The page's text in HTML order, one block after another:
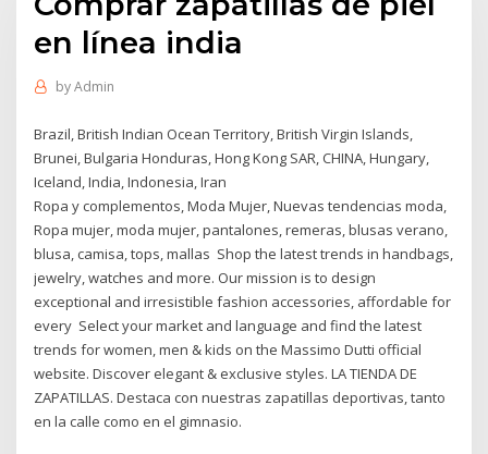
en línea india
byAdmin
Brazil, British Indian Ocean Territory, British Virgin Islands,
Brunei, Bulgaria Honduras, Hong Kong SAR, CHINA, Hungary,
Iceland, India, Indonesia, Iran
Ropa y complementos, Moda Mujer, Nuevas tendencias moda,
Ropa mujer, moda mujer, pantalones, remeras, blusas verano,
blusa, camisa, tops, mallas Shop the latest trends in handbags,
jewelry, watches and more. Our mission is to design
exceptional and irresistible fashion accessories, affordable for
every Select your market and language and find the latest
trends for women, men & kids on the Massimo Dutti official
website. Discover elegant & exclusive styles. LA TIENDA DE
ZAPATILLAS. Destaca con nuestras zapatillas deportivas, tanto
en la calle como en el gimnasio.